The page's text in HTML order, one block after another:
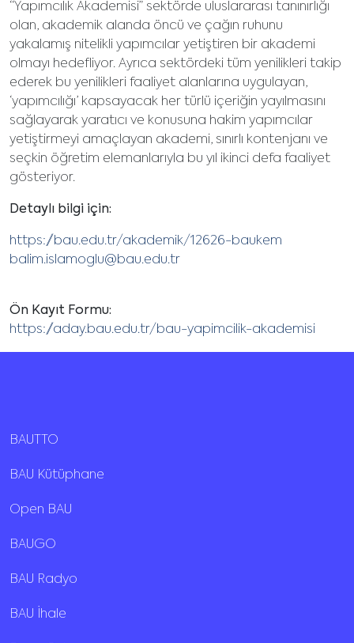
“Yapımcılık Akademisi” sektörde uluslararası tanınırlığı
olan, akademik alanda öncü ve çağın ruhunu
yakalamış nitelikli yapımcılar yetiştiren bir akademi
olmayı hedefliyor. Ayrıca sektördeki tüm yenilikleri takip
ederek bu yenilikleri faaliyet alanlarına uygulayan,
‘yapımcılığı’ kapsayacak her türlü içeriğin yayılmasını
sağlayarak yaratıcı ve konusuna hakim yapımcılar
yetiştirmeyi amaçlayan akademi, sınırlı kontenjanı ve
seçkin öğretim elemanlarıyla bu yıl ikinci defa faaliyet
gösteriyor.
Detaylı bilgi için:
https://bau.edu.tr/akademik/12626-baukem
balim.islamoglu@bau.edu.tr
Ön Kayıt Formu:
https://aday.bau.edu.tr/bau-yapimcilik-akademisi
BAUTTO
BAU Kütüphane
Open BAU
BAUGO
BAU Radyo
BAU İhale